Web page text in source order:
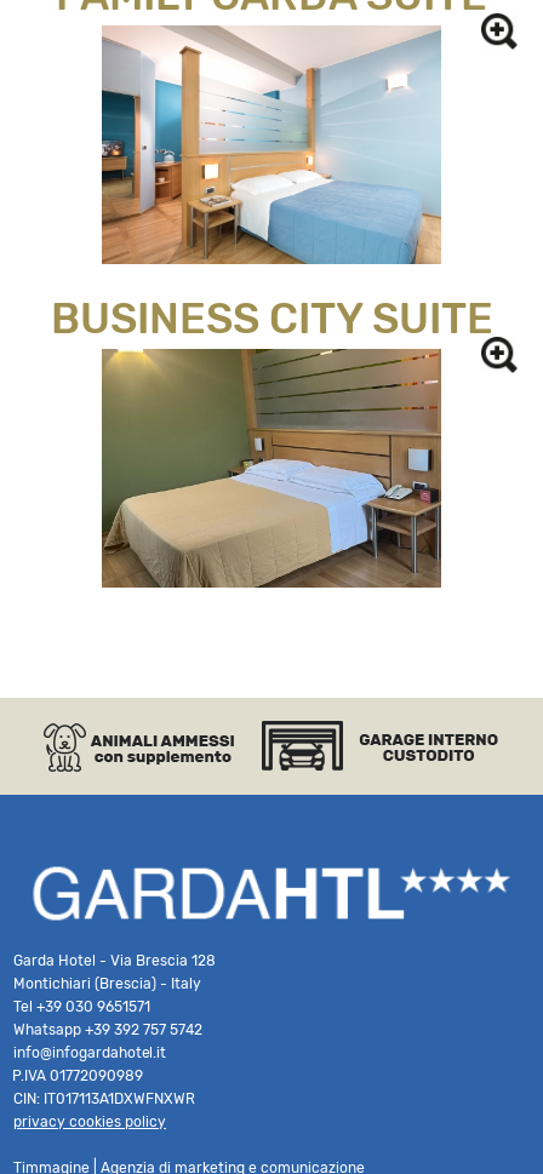
BUSINESS CITY SUITE
Garda Hotel - Via Brescia 128
Montichiari (Brescia) - Italy
Tel +39 030 9651571
Whatsapp +39 392 757 5742
info@infogardahotel.it
P.IVA 01772090989
CIN: IT017113A1DXWFNXWR
privacy cookies policy
Timmagine | Agenzia di marketing e comunicazione